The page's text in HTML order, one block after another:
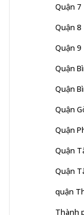
Quận 7
Quận 8
Quận 9
Quận
Quận
Quận
Quận
Quận
Quận
quận
Thành